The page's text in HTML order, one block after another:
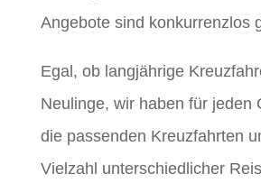
Angebote sind konkurrenzlos
Egal, ob langjährige
Neulinge, wir haben für jeden
die passenden Kreuzfahrten
Vielzahl unterschiedlicher